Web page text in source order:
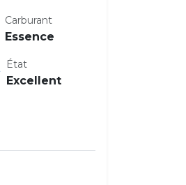
Carburant
Essence
État
Excellent